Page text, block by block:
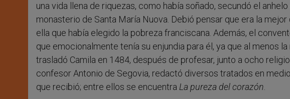
una vida llena de riquezas, como había soñado, secundó el
monasterio de Santa María Nuova. Debió pensar que era la
ella que había elegido la pobreza franciscana. Además, el
que emocionalmente tenía su enjundia para él, ya que al menos
trasladó Camila en 1484, después de profesar, junto a ocho
confesor Antonio de Segovia, redactó diversos tratados en
que recibió; entre ellos se encuentra La pureza del corazón.